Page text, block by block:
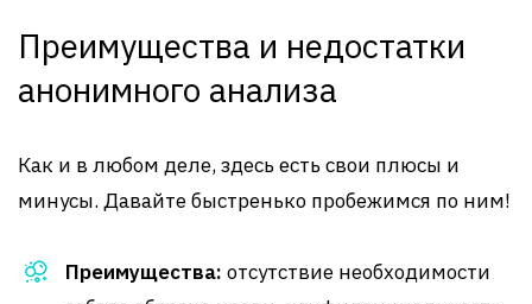
Преимущества и недостатки
анонимного анализа
Как и в любом деле, здесь есть свои плюсы и
минусы. Давайте быстренько пробежимся по ним!
Преимущества: отсутствие необходимости